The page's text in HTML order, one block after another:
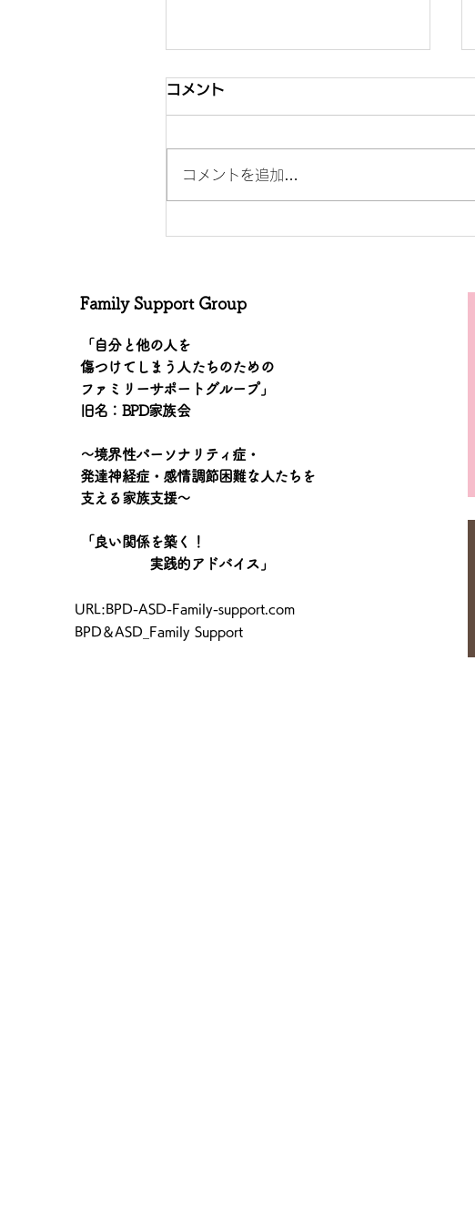
コメント
コメントを追加…
Family Support Group
「自分と他の人を
傷つけてしまう人たちのための
ファミリーサポートグループ」
旧名：BPD家族会
〜境界性パーソナリティ症・
発達神経症・感情調節困難な人たちを
支える家族支援〜
「良い関係を築く！
実践的アドバイス」
​URL:BPD-ASD-Family-support.com
BPD＆ASD_Family Support